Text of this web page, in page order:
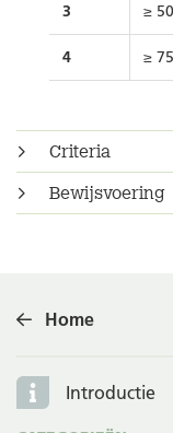
3 ≥
4 ≥
Criteria
Bewijsvoering
Home
Introductie